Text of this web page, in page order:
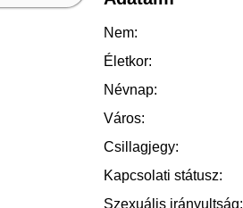
Nem:
Életkor:
Névnap:
Város:
Csillagjegy:
Kapcsolati státusz:
Szexuális irányultság: